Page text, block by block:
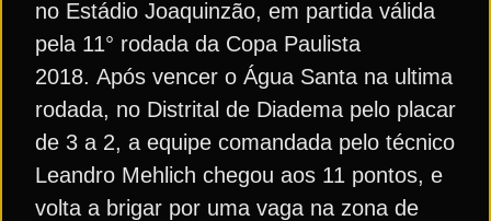
no Estádio Joaquinzão, em partida válida
pela 11° rodada da Copa Paulista
2018. Após vencer o Água Santa na ultima
rodada, no Distrital de Diadema pelo placar
de 3 a 2, a equipe comandada pelo técnico
Leandro Mehlich chegou aos 11 pontos, e
volta a brigar por uma vaga na zona de